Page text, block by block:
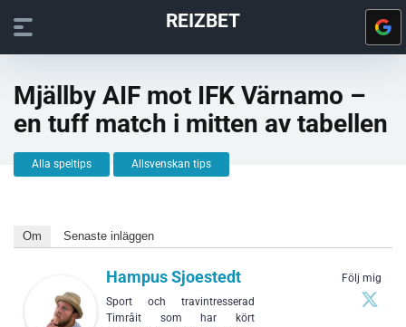
REIZBET
Mjällby AIF mot IFK Värnamo –
en tuff match i mitten av tabellen
Alla speltips Allsvenskan tips
Om Senaste inläggen
Följ mig
Hampus Sjoestedt
Sport och travintresserad
Timråit som har kört